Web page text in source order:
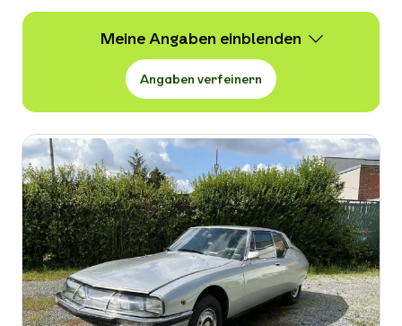
Meine Angaben
Angaben verfeinern
Wert
7.000 -
68.999 € VB
Erstzulassung
-
Kraftstoffart
-